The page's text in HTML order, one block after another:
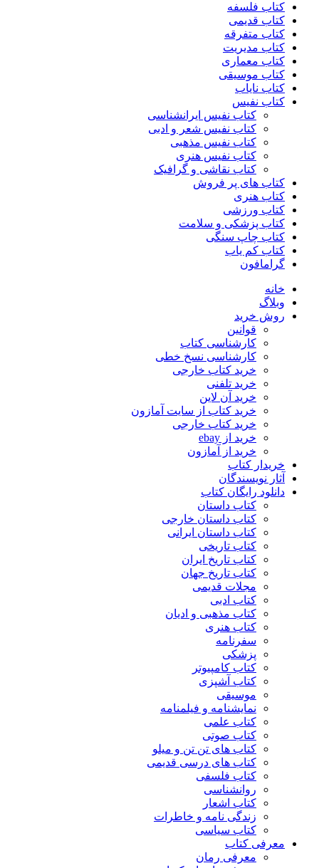
کتاب فلسفه
کتاب قدیمی
کتاب متفرقه
کتاب مدیریت
کتاب معماری
کتاب موسیقی
کتاب نایاب
کتاب نفیس
کتاب نفیس ایرانشناسی
کتاب نفیس شعر و ادبی
کتاب نفیس مذهبی
کتاب نفیس هنری
کتاب نقاشی و گرافیک
کتاب های پر فروش
کتاب هنری
کتاب ورزشی
کتاب پزشکی و سلامت
کتاب چاپ سنگی
کتاب کم یاب
گرامافون
خانه
وبلاگ
روش خرید
قوانین
کارشناسی کتاب
کارشناسی نسخ خطی
خرید کتاب خارجی
خرید تلفنی
خرید آن لاین
خرید کتاب از سایت آمازون
خرید کتاب خارجی
خرید از ebay
خرید از آمازون
خریدار کتاب
آثار نویسندگان
دانلود رایگان کتاب
کتاب داستان
کتاب داستان خارجی
کتاب داستان ایرانی
کتاب تاریخی
کتاب تاریخ ایران
کتاب تاریخ جهان
مجلات قدیمی
کتاب ادبی
کتاب مذهبی و ادیان
کتاب هنری
سفرنامه
پزشکی
کتاب کامپیوتر
کتاب آشپزی
موسیقی
نمایشنامه و فیلمنامه
کتاب علمی
کتاب صوتی
کتاب های تن تن و میلو
کتاب های درسی قدیمی
کتاب فلسفی
روانشناسی
کتاب اشعار
زندگی نامه و خاطرات
کتاب سیاسی
معرفی کتاب
معرفی رمان